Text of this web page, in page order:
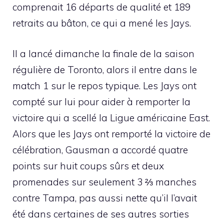
comprenait 16 départs de qualité et 189
retraits au bâton, ce qui a mené les Jays.
Il a lancé dimanche la finale de la saison
régulière de Toronto, alors il entre dans le
match 1 sur le repos typique. Les Jays ont
compté sur lui pour aider à remporter la
victoire qui a scellé la Ligue américaine East.
Alors que les Jays ont remporté la victoire de
célébration, Gausman a accordé quatre
points sur huit coups sûrs et deux
promenades sur seulement 3 ⅔ manches
contre Tampa, pas aussi nette qu’il l’avait
été dans certaines de ses autres sorties